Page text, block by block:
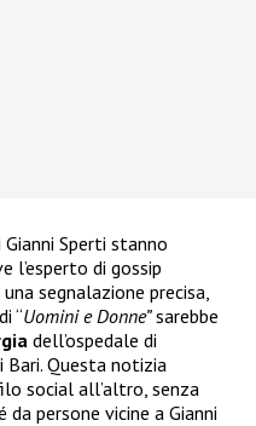
Sperti stanno
l’esperto di gossip
segnalazione precisa,
“Uomini e Donne”sarebbe
dell’ospedale di
Questa notizia
social all’altro, senza
persone vicine a Gianni